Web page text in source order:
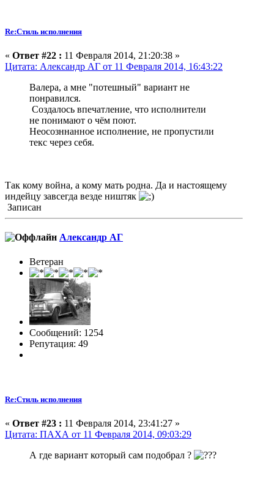
Re:Стиль исполнения
« Ответ #22 : 11 Февраля 2014, 21:20:38 »
Цитата: Александр АГ от 11 Февраля 2014, 16:43:22
Валера, а мне "потешный" вариант не
понравился.
Создалось впечатление, что исполнители
не понимают о чём поют.
Неосозннанное исполнение, не пропустили
текс через себя.
Так кому война, а кому мать родна. Да и настоящему
индейцу завсегда везде ништяк
Записан
Александр АГ
Ветеран
Сообщений: 1254
Репутация: 49
Re:Стиль исполнения
« Ответ #23 : 11 Февраля 2014, 23:41:27 »
Цитата: ПАХА от 11 Февраля 2014, 09:03:29
А где вариант который сам подобрал ?